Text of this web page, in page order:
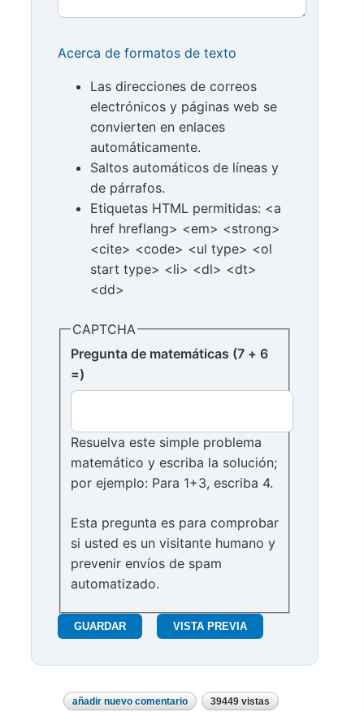
Acerca de formatos de texto
Las direcciones de correos
electrónicos y páginas web se
convierten en enlaces
automáticamente.
Saltos automáticos de líneas y
de párrafos.
Etiquetas HTML permitidas: <a
href hreflang> <em> <strong>
<cite> <code> <ul type> <ol
start type> <li> <dl> <dt>
<dd>
CAPTCHA
Pregunta de matemáticas (7 + 6
=)
Resuelva este simple problema
matemático y escriba la solución;
por ejemplo: Para 1+3, escriba 4.
Esta pregunta es para comprobar
si usted es un visitante humano y
prevenir envíos de spam
automatizado.
añadir nuevo comentario 39449 vistas